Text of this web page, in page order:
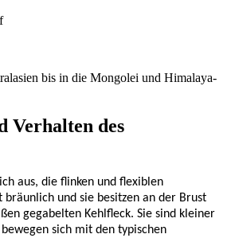
bis in die Mongolei und Himalaya-
Verhalten des
aus, die flinken und flexiblen
und sie besitzen an der Brust
gegabelten Kehlfleck. Sie sind kleiner
sich mit den typischen